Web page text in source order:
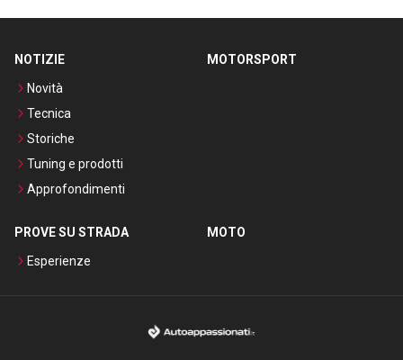
NOTIZIE
Novità
Tecnica
Storiche
Tuning e prodotti
Approfondimenti
MOTORSPORT
PROVE SU STRADA
Esperienze
MOTO